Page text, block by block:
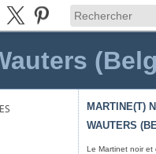
MARTINE(T)
WAUTERS
Le Martinet noir et